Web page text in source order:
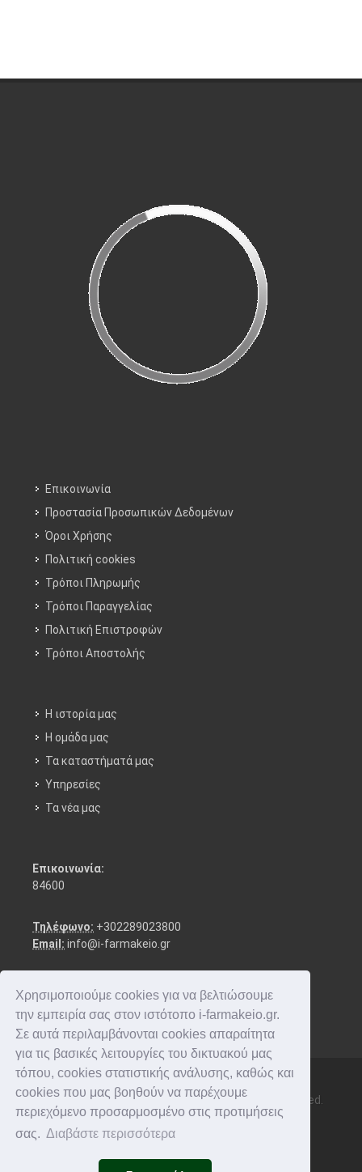
Χρησιμοποιούμε cookies για να βελτιώσουμε
την εμπειρία σας στον ιστότοπο i-farmakeio.gr.
Σε αυτά περιλαμβάνονται cookies απαραίτητα
για τις βασικές λειτουργίες του δικτυακού μας
τόπου, cookies στατιστικής ανάλυσης, καθώς και
cookies που μας βοηθούν να παρέχουμε
περιεχόμενο προσαρμοσμένο στις προτιμήσεις
σας. Διαβάστε περισσότερα
Επικοινωνία
Προστασία Προσωπικών Δεδομένων
Όροι Χρήσης
Πολιτική cookies
Τρόποι Πληρωμής
Τρόποι Παραγγελίας
Πολιτική Επιστροφών
Τρόποι Aποστολής
Η ιστορία μας
Η ομάδα μας
Τα καταστήματά μας
Υπηρεσίες
Τα νέα μας
Επικοινωνία:
84600
Τηλέφωνο: +302289023800
Email: info@i-farmakeio.gr
Copyright © 2016-2026 i-farmakeio. All rights reserved.